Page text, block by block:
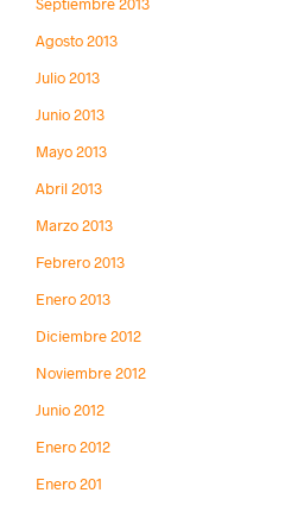
Agosto 2013
Julio 2013
Junio 2013
Mayo 2013
Abril 2013
Marzo 2013
Febrero 2013
Enero 2013
Diciembre 2012
Noviembre 2012
Junio 2012
Enero 2012
Enero 201